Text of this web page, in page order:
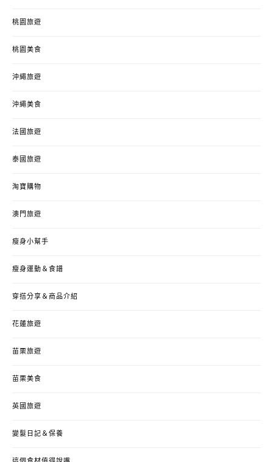
桃園旅遊
桃園美食
沖繩旅遊
沖繩美食
法國旅遊
泰國旅遊
淘寶購物
澳門旅遊
瘦身小幫手
瘦身運動＆食譜
穿搭分享＆商品介紹
花蓮旅遊
苗栗旅遊
苗栗美食
英國旅遊
變髮日記＆保養